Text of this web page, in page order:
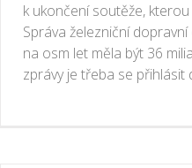
k ukončení soutěže,
Správa železniční
na osm let měla být 36
zprávy je třeba se přihlásit